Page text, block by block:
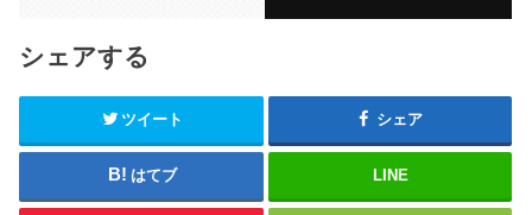
シェアする
ツイート シェア
はてブ LINE